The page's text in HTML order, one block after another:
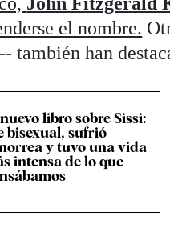
el nombre.
-- también han
libro sobre Sissi:
bisexual, sufrió
y tuvo una vida
intensa de lo que